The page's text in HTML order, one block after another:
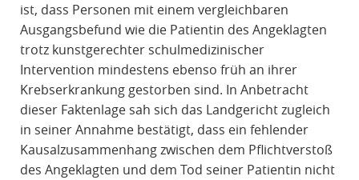
ist, dass Personen mit einem vergleichbaren
Ausgangsbefund wie die Patientin des Angeklagten
trotz kunstgerechter schulmedizinischer
Intervention mindestens ebenso früh an ihrer
Krebserkrankung gestorben sind. In Anbetracht
dieser Faktenlage sah sich das Landgericht zugleich
in seiner Annahme bestätigt, dass ein fehlender
Kausalzusammenhang zwischen dem Pflichtverstoß
des Angeklagten und dem Tod seiner Patientin nicht